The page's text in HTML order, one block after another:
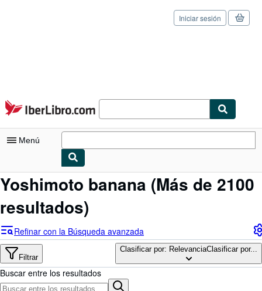
Pasar al contenido principal
IberLibro.com
Iniciar sesión
Menú
Mi cuenta
Consultar mis pedidos
Cerrar sesión
Búsqueda avanzada
Colecciones
Libros antiguos
Yoshimoto banana (Más de 2100
resultados)
Refinar con la Búsqueda avanzada
Filtrar
Clasificar por: RelevanciaClasificar por...
Buscar entre los resultados